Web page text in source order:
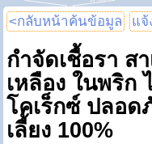
<กลับหน้าค้นข้อมูล แจ้
กำจัดเชื้อรา ส
เหลือง ในพริก
โคเร็กซ์ ปลอ
เลี้ยง 100%